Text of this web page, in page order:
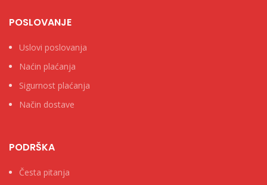
POSLOVANJE
Uslovi poslovanja
Naćin plaćanja
Sigurnost plaćanja
Način dostave
PODRŠKA
Česta pitanja